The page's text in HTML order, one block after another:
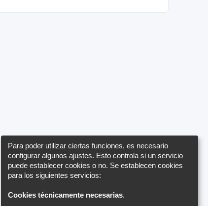
Para poder utilizar ciertas funciones, es necesario
configurar algunos ajustes. Esto controla si un servicio
puede establecer cookies o no. Se establecen cookies
para los siguientes servicios:
Cookies técnicamente necesarias.